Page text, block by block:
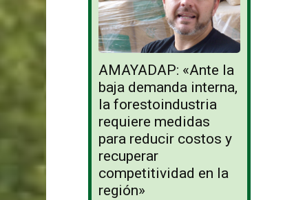
AMAYADAP: «Ante la
baja demanda interna,
la forestoindustria
requiere medidas
para reducir costos y
recuperar
competitividad en la
región»